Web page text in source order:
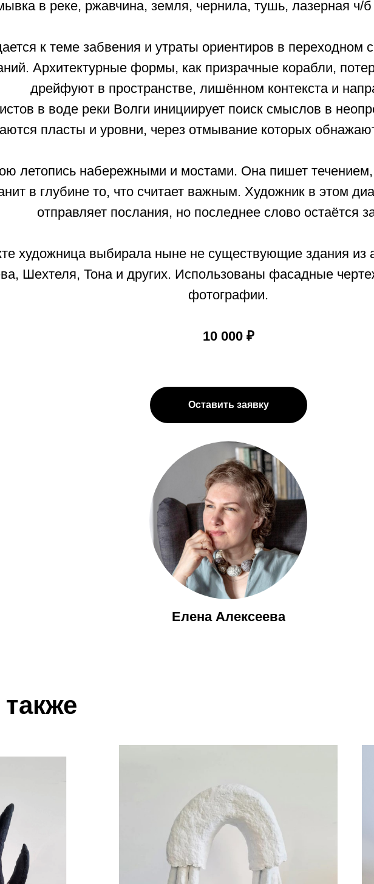
в реке, ржавчина, земля, чернила, тушь, лазерная ч/
к теме забвения и утраты ориентиров в переходном
Архитектурные формы, как призрачные корабли,
дрейфуют в пространстве, лишённом контекста и
в воде реки Волги инициирует поиск смыслов в
пласты и уровни, через отмывание которых
летопись набережными и мостами. Она пишет
в глубине то, что считает важным. Художник в этом
отправляет послания, но последнее слово остаётся
художница выбирала ныне не существующие здания
Шехтеля, Тона и других. Использованы фасадные
фотографии.
10 000 ₽
Оставить заявку
Елена Алексеева